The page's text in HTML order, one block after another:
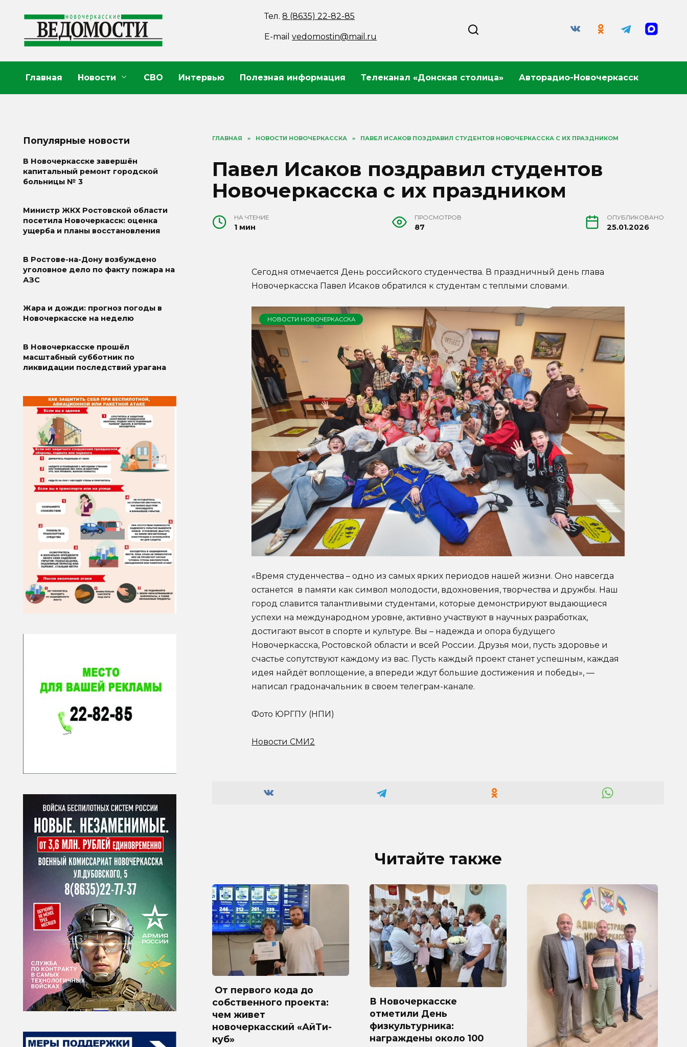
содержанию
Тел.8 (8635) 22-82-85
E-mailvedomostin@mail.ru
Главная Новости СВО Интервью Полезная информация Телеканал «Донская столица» Авторадио-Новочеркасск
ГЛАВНАЯ » НОВОСТИ НОВОЧЕРКАССКА » ПАВЕЛ ИСАКОВ ПОЗДРАВИЛ СТУДЕНТОВ НОВОЧЕРКАССКА С ИХ ПРАЗДНИКОМ
Павел Исаков поздравил студентов
Новочеркасска с их праздником
НА ЧТЕНИЕ
1 мин
ПРОСМОТРОВ
87
ОПУБЛИКОВАНО
25.01.2026
Сегодня отмечается День российского студенчества. В праздничный день глава
Новочеркасска Павел Исаков обратился к студентам с теплыми словами.
НОВОСТИ НОВОЧЕРКАССКА
«Время студенчества – одно из самых ярких периодов нашей жизни. Оно навсегда
останется в памяти как символ молодости, вдохновения, творчества и дружбы. Наш
город славится талантливыми студентами, которые демонстрируют выдающиеся
успехи на международном уровне, активно участвуют в научных разработках,
достигают высот в спорте и культуре. Вы – надежда и опора будущего
Новочеркасска, Ростовской области и всей России. Друзья мои, пусть здоровье и
счастье сопутствуют каждому из вас. Пусть каждый проект станет успешным, каждая
идея найдёт воплощение, а впереди ждут большие достижения и победы», —
написал градоначальник в своем телеграм-канале.
Фото ЮРГПУ (НПИ)
Новости СМИ2
Читайте также
От первого кода до
собственного проекта:
чем живет
новочеркасский «АйТи-
куб»
В Новочеркасске
отметили День
физкультурника:
награждены около 100
Популярные новости
В Новочеркасске завершён
капитальный ремонт городской
больницы № 3
Министр ЖКХ Ростовской области
посетила Новочеркасск: оценка
ущерба и планы восстановления
В Ростове-на-Дону возбуждено
уголовное дело по факту пожара на
АЗС
Жара и дожди: прогноз погоды в
Новочеркасске на неделю
В Новочеркасске прошёл
масштабный субботник по
ликвидации последствий урагана